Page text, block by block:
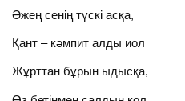
Әжең сенің түскі асқа,
Қант – кәмпит алды иол
Жұрттан бұрын ыдысқа,